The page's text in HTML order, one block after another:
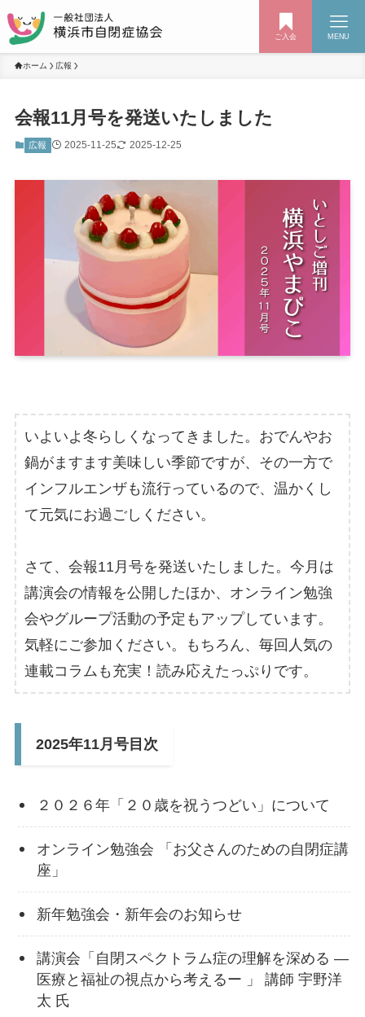
ご入会 MENU
ホーム 広報
会報11月号を発送いたしました
広報 2025-11-25 2025-12-25
いよいよ冬らしくなってきました。おでんやお
鍋がますます美味しい季節ですが、その一方で
インフルエンザも流行っているので、温かくし
て元気にお過ごしください。
さて、会報11月号を発送いたしました。今月は
講演会の情報を公開したほか、オンライン勉強
会やグループ活動の予定もアップしています。
気軽にご参加ください。もちろん、毎回人気の
連載コラムも充実！読み応えたっぷりです。
2025年11月号目次
２０２６年「２０歳を祝うつどい」について
オンライン勉強会 「お父さんのための自閉症講
座」
新年勉強会・新年会のお知らせ
講演会「自閉スペクトラム症の理解を深める ―
医療と福祉の視点から考えるー 」 講師 宇野洋
太 氏